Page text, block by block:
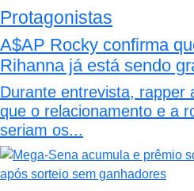
Protagonistas
A$AP Rocky confirma
Rihanna já está sendo
Durante entrevista, rapper
que o relacionamento e a
seriam os...